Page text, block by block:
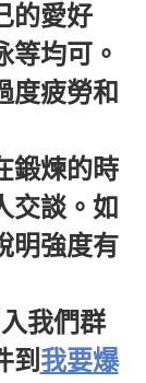
的愛好
等均可。
度疲勞和
鍛煉的時
交談。如
明強度有
我們群
到 我要爆